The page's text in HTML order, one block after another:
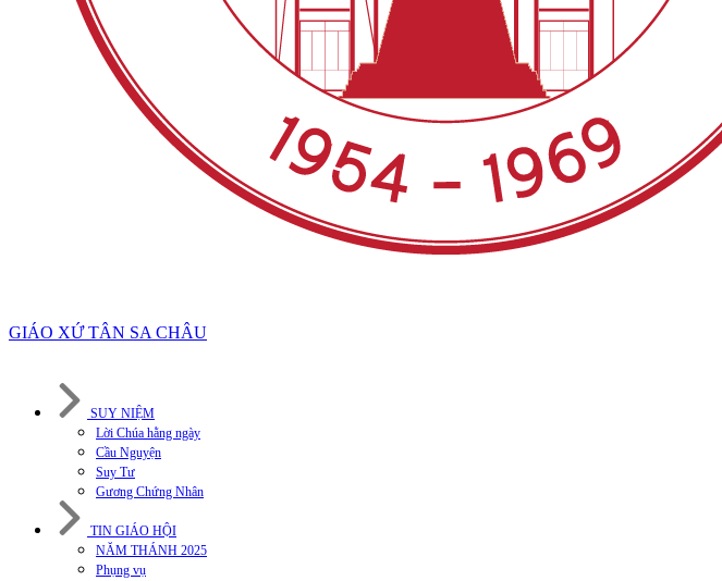
GIÁO XỨ TÂN SA CHÂU
SUY NIỆM
Lời Chúa hằng ngày
Cầu Nguyện
Suy Tư
Gương Chứng Nhân
TIN GIÁO HỘI
NĂM THÁNH 2025
Phụng vụ